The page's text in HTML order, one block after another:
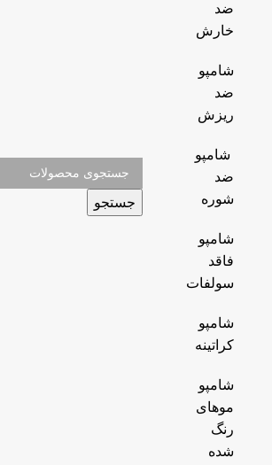
ضد
خارش
شامپو
ضد
ریزش
شامپو
ضد
شوره
شامپو
فاقد
سولفات
شامپو
کراتینه
شامپو
موهای
رنگ
شده
جستجو